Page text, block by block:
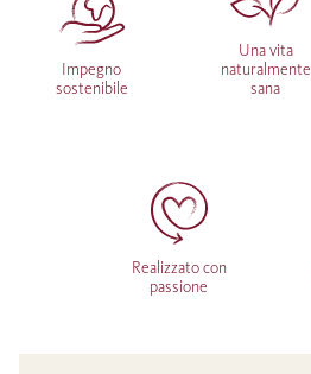
Impegno
sostenibile
Una vita
naturalmente
sana
Realizzato con
passione